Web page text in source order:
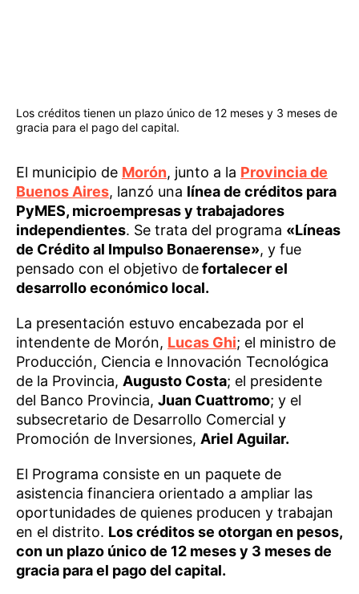
Los créditos tienen un plazo único de 12 meses y 3 meses de
gracia para el pago del capital.
El municipio de Morón, junto a la Provincia de
Buenos Aires, lanzó una línea de créditos para
PyMES, microempresas y trabajadores
independientes. Se trata del programa «Líneas
de Crédito al Impulso Bonaerense», y fue
pensado con el objetivo defortalecer el
desarrollo económico local.
La presentación estuvo encabezada por el
intendente de Morón, Lucas Ghi; el ministro de
Producción, Ciencia e Innovación Tecnológica
de la Provincia, Augusto Costa; el presidente
del Banco Provincia, Juan Cuattromo; y el
subsecretario de Desarrollo Comercial y
Promoción de Inversiones, Ariel Aguilar.
El Programa consiste en un paquete de
asistencia financiera orientado a ampliar las
oportunidades de quienes producen y trabajan
en el distrito. Los créditos se otorgan en pesos,
con un plazo único de 12 meses y 3 meses de
gracia para el pago del capital.